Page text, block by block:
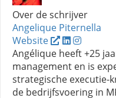
Over de schrijver
Angelique Piternella
Website
Angélique heeft +25
management en is
strategische executie-
de bedrijfsvoering in